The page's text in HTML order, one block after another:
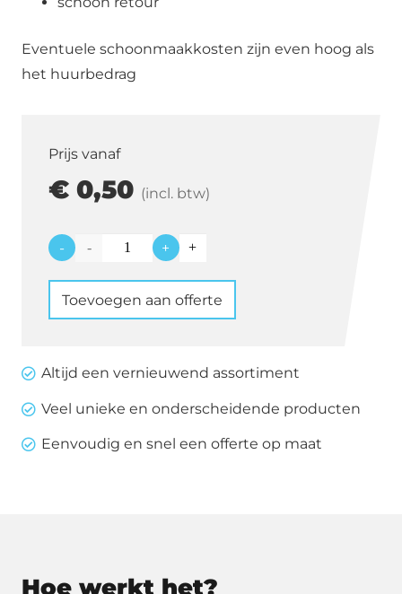
Eventuele schoonmaakkosten zijn even hoog als
het huurbedrag
Prijs vanaf
€ 0,50 (incl. btw)
-
Sideplate
Mesh
wit
cm
ø
aantal
+
Toevoegen aan offerte
Altijd een vernieuwend assortiment
Veel unieke en onderscheidende producten
Eenvoudig en snel een offerte op maat
Hoe werkt het?